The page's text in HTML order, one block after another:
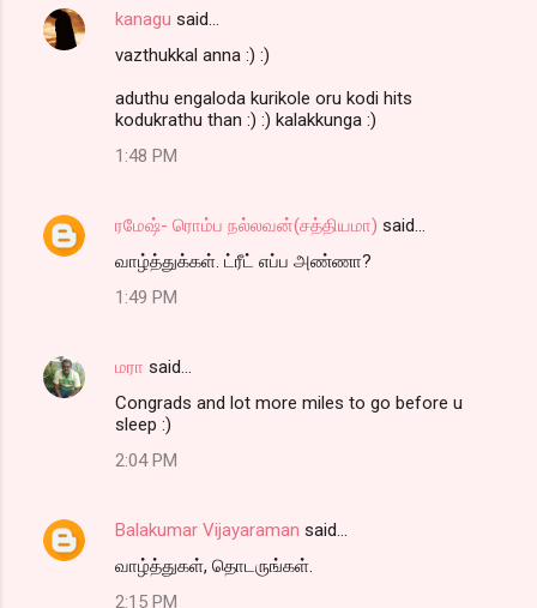
kanagu said…
vazthukkal anna :) :)
aduthu engaloda kurikole oru kodi hits
kodukrathu than :) :) kalakkunga :)
1:48 PM
ரமேஷ்- ரொம்ப நல்லவன்(சத்தியமா) said…
வாழ்த்துக்கள். ட்ரீட் எப்ப அண்ணா?
1:49 PM
மரா said…
Congrads and lot more miles to go before u
sleep :)
2:04 PM
Balakumar Vijayaraman said…
வாழ்த்துகள், தொடருங்கள்.
2:15 PM